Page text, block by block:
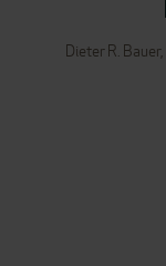
Dieter R. Bauer,